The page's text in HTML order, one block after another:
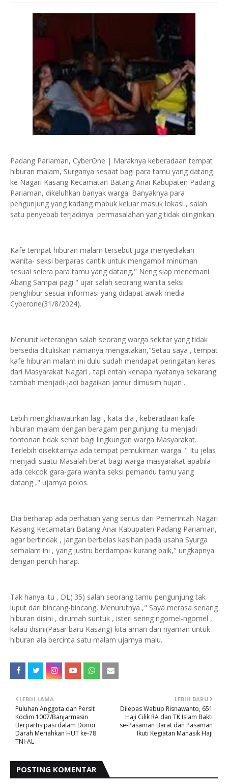
Padang Pariaman, CyberOne | Maraknya keberadaan tempat
hiburan malam, Surganya sesaat bagi para tamu yang datang
ke Nagari Kasang Kecamatan Batang Anai Kabupaten Padang
Pariaman, dikeluhkan banyak warga. Banyaknya para
pengunjung yang kadang mabuk keluar masuk lokasi , salah
satu penyebab terjadinya permasalahan yang tidak diinginkan.
Kafe tempat hiburan malam tersebut juga menyediakan
wanita- seksi berparas cantik untuk mengambil minuman
sesuai selera para tamu yang datang," Neng siap menemani
Abang Sampai pagi " ujar salah seorang wanita seksi
penghibur sesuai informasi yang didapat awak media
Cyberone(31/8/2024).
Menurut keterangan salah seorang warga sekitar yang tidak
bersedia dituliskan namanya mengatakan,"Setau saya , tempat
kafe hiburan malam ini dulu sudah mendapat peringatan keras
dari Masyarakat Nagari , tapi entah kenapa nyatanya sekarang
tambah menjadi-jadi bagaikan jamur dimusim hujan .
Lebih mengkhawatirkan lagi , kata dia , keberadaan kafe
hiburan malam dengan beragam pengunjung itu menjadi
tontonan tidak sehat bagi lingkungan warga Masyarakat.
Terlebih disekitarnya ada tempat pemukiman warga. " Itu jelas
menjadi suatu Masalah berat bagi warga masyarakat apabila
ada cekcok gara-gara wanita seksi pemandu tamu yang
datang ," ujarnya polos.
Dia berharap ada perhatian yang serius dari Pemerintah Nagari
Kasang Kecamatan Batang Anai Kabupaten Padang Pariaman,
agar bertindak , jangan berbelas kasihan pada usaha Syurga
semalam ini , yang justru berdampak kurang baik," ungkapnya
dengan penuh harap.
Tak hanya itu , DL( 35) salah seorang tamu pengunjung tak
luput dari bincang-bincang, Menurutnya ," Saya merasa senang
hiburan disini , dirumah suntuk , isteri sering ngomel-ngomel ,
kalau disini(Pasar baru Kasang) kita aman dan nyaman untuk
hiburan ala bercinta satu malam ujarnya malu.
LEBIH BARU
Dilepas Wabup Risnawanto, 651
Haji Cilik RA dan TK Islam Bakti
se-Pasaman Barat dan Pasaman
Ikuti Kegiatan Manasik Haji
LEBIH LAMA
Puluhan Anggota dan Persit
Kodim 1007/Banjarmasin
Berpartisipasi dalam Donor
Darah Meriahkan HUT ke-78
TNI-AL
POSTING KOMENTAR